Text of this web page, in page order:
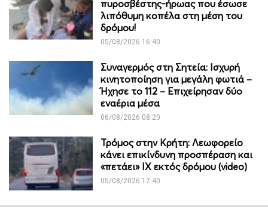
πυροσβέστης-ήρωας που έσωσε
λιπόθυμη κοπέλα στη μέση του
δρόμου!
05/08/2026 16:40
Συναγερμός στη Σητεία: Ισχυρή
κινητοποίηση για μεγάλη φωτιά –
Ήχησε το 112 – Επιχείρησαν δύο
εναέρια μέσα
06/08/2026 08:20
Τρόμος στην Κρήτη: Λεωφορείο
κάνει επικίνδυνη προσπέραση και
«πετάει» ΙΧ εκτός δρόμου (video)
05/08/2026 17:40